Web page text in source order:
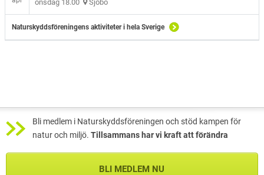
onsdag 18.00 Sjöbo
Naturskyddsföreningens aktiviteter i hela Sverige
Bli medlem i Naturskyddsföreningen och stöd kampen för
natur och miljö. Tillsammans har vi kraft att förändra
BLI MEDLEM NU